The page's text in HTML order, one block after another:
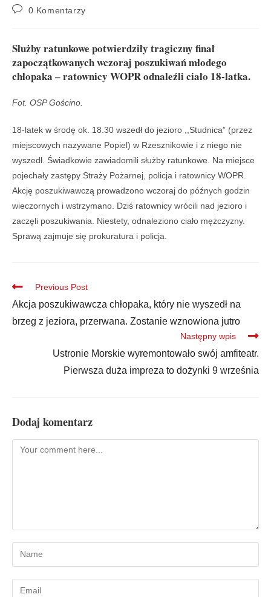
0 Komentarzy
Służby ratunkowe potwierdziły tragiczny finał
zapoczątkowanych wczoraj poszukiwań młodego
chłopaka – ratownicy WOPR odnaleźli ciało 18-latka.
Fot. OSP Gościno.
18-latek w środę ok. 18.30 wszedł do jezioro ,,Studnica” (przez
miejscowych nazywane Popiel) w Rzesznikowie i z niego nie
wyszedł. Świadkowie zawiadomili służby ratunkowe. Na miejsce
pojechały zastępy Straży Pożarnej, policja i ratownicy WOPR.
Akcję poszukiwawczą prowadzono wczoraj do późnych godzin
wieczornych i wstrzymano. Dziś ratownicy wrócili nad jezioro i
zaczęli poszukiwania. Niestety, odnaleziono ciało mężczyzny.
Sprawą zajmuje się prokuratura i policja.
Previous Post
Akcja poszukiwawcza chłopaka, który nie wyszedł na
brzeg z jeziora, przerwana. Zostanie wznowiona jutro
Następny wpis
Ustronie Morskie wyremontowało swój amfiteatr.
Pierwsza duża impreza to dożynki 9 września
Dodaj komentarz